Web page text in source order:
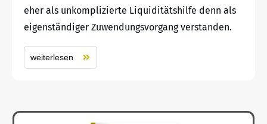
eher als unkomplizierte Liquiditätshilfe denn als
eigenständiger Zuwendungsvorgang verstanden.
weiterlesen